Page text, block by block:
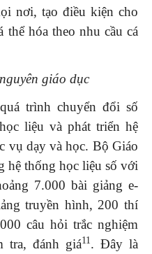
nơi, tạo điều kiện cho
hóa theo nhu cầu cá
giáo dục
trình chuyển đổi số
liệu và phát triển hệ
vụ dạy và học. Bộ Giáo
hệ thống học liệu số với
7.000 bài giảng e-
truyền hình, 200 thí
câu hỏi trắc nghiệm
tra, đánh giá11. Đây là